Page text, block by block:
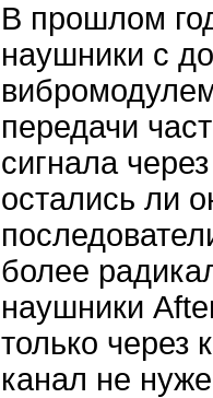
В прошлом
наушники с
передачи
сигнала
остались ли
более
наушники
только через
канал не